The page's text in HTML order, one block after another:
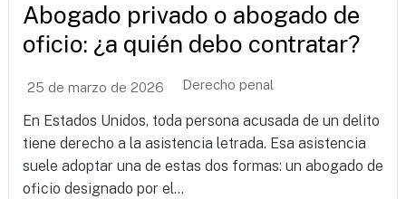
Abogado privado o abogado de
oficio: ¿a quién debo contratar?
25 de marzo de 2026 Derecho penal
En Estados Unidos, toda persona acusada de un delito
tiene derecho a la asistencia letrada. Esa asistencia
suele adoptar una de estas dos formas: un abogado de
oficio designado por el...